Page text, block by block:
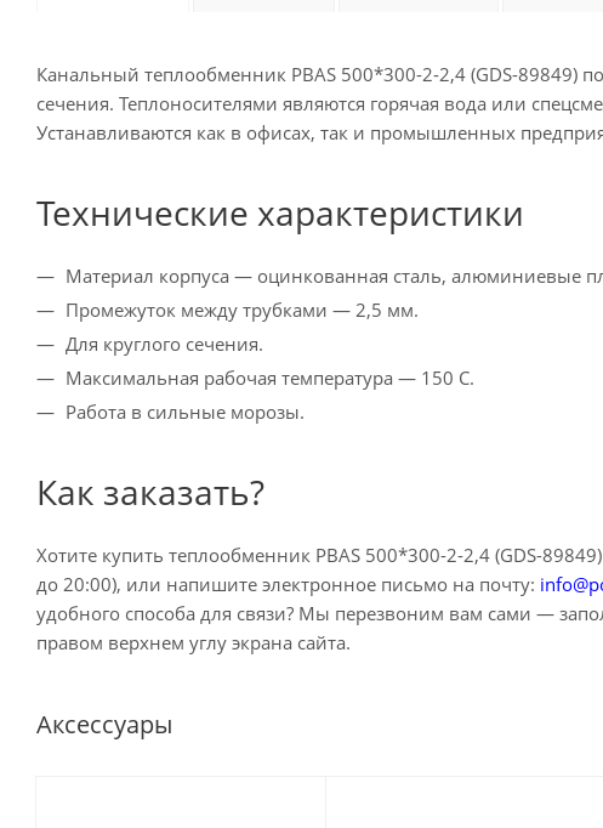
Канальный теплообменник PBAS 500*300-2-2,4 (GDS-89849)
сечения. Теплоносителями являются горячая вода или
Устанавливаются как в офисах, так и промышленных
Технические характеристики
Материал корпуса — оцинкованная сталь,
Промежуток между трубками — 2,5 мм.
Для круглого сечения.
Максимальная рабочая температура — 150 С.
Работа в сильные морозы.
Как заказать?
Хотите купить теплообменник PBAS 500*300-2-2,4 (GDS-
до 20:00), или напишите электронное письмо на почту:
удобного способа для связи? Мы перезвоним вам сами —
правом верхнем углу экрана сайта.
Аксессуары